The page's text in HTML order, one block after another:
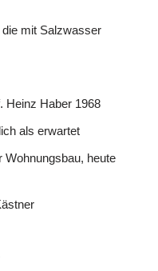
die mit Salzwasser
Heinz Haber 1968
als erwartet
Wohnungsbau, heute